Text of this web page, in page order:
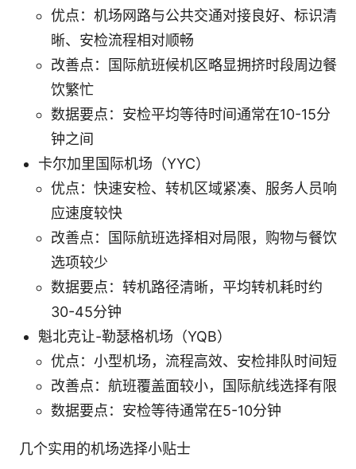
优点：机场网路与公共交通对接良好、标识清
晰、安检流程相对顺畅
改善点：国际航班候机区略显拥挤时段周边餐
饮繁忙
数据要点：安检平均等待时间通常在10-15分
钟之间
卡尔加里国际机场（YYC）
优点：快速安检、转机区域紧凑、服务人员响
应速度较快
改善点：国际航班选择相对局限，购物与餐饮
选项较少
数据要点：转机路径清晰，平均转机耗时约
30-45分钟
魁北克让-勒瑟格机场（YQB）
优点：小型机场，流程高效、安检排队时间短
改善点：航班覆盖面较小，国际航线选择有限
数据要点：安检等待通常在5-10分钟
几个实用的机场选择小贴士